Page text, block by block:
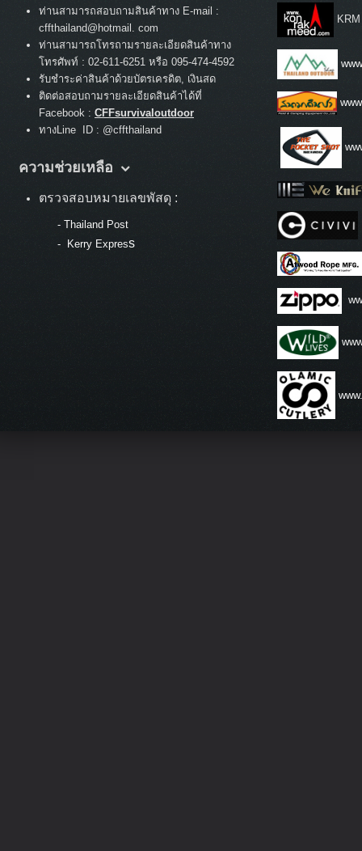
ท่านสามารถสอบถามสินค้าทาง E-mail :
cffthailand@hotmail. com
ท่านสามารถโทรถามรายละเอียดสินค้าทาง
โทรศัพท์ : 02-611-6251 หรือ 095-474-4592
รับชำระค่าสินค้าด้วยบัตรเครดิต, เงินสด
ติดต่อสอบถามรายละเอียดสินค้าได้ที่
Facebook : CFFsurvivaloutdoor
ทางLine ID : @cffthailand
ความช่วยเหลือ
ตรวจสอบหมายเลขพัสดุ :
- Thailand Post
-
Kerry Express
KRM